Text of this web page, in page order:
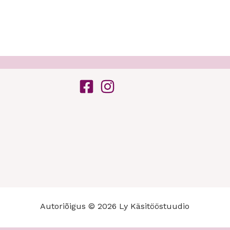
Autoriõigus © 2026 Ly Käsitööstuudio